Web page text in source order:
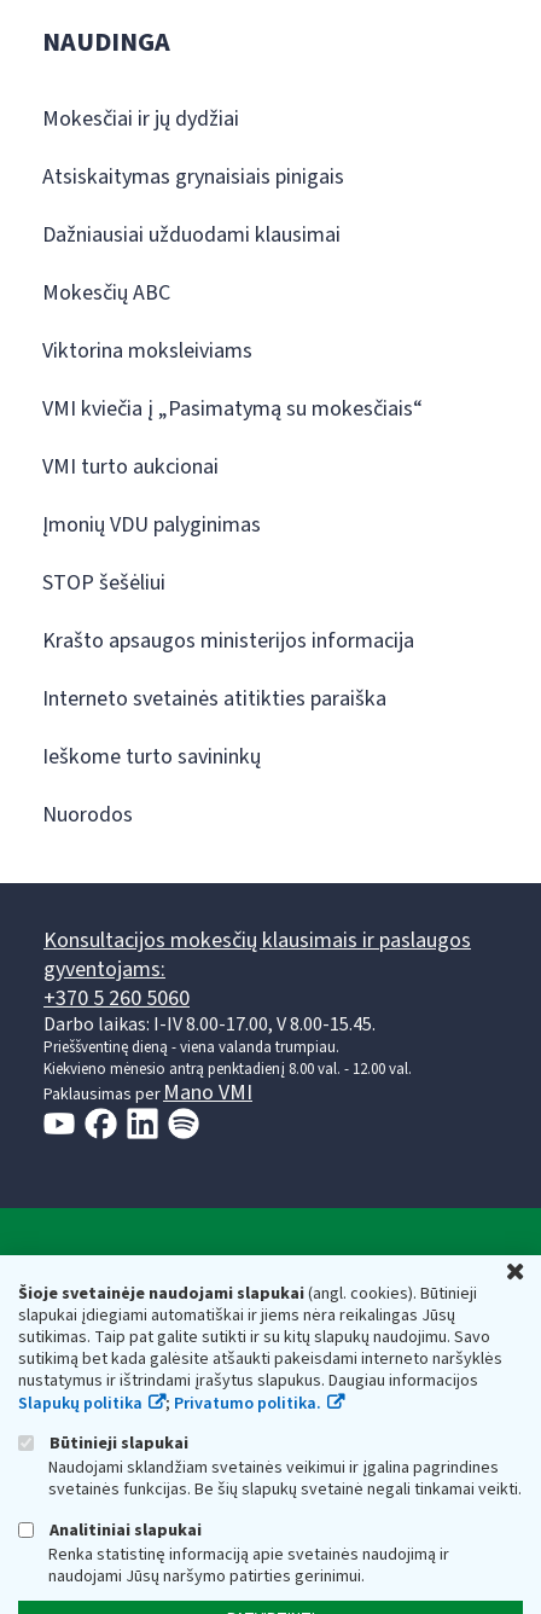
Šioje svetainėje naudojami slapukai(angl. cookies). Būtinieji
slapukai įdiegiami automatiškai ir jiems nėra reikalingas Jūsų
sutikimas. Taip pat galite sutikti ir su kitų slapukų naudojimu. Savo
sutikimą bet kada galėsite atšaukti pakeisdami interneto naršyklės
nustatymus ir ištrindami įrašytus slapukus. Daugiau informacijos
Slapukų politika
; Privatumo politika.
Būtinieji slapukai
Naudojami sklandžiam svetainės veikimui ir įgalina pagrindines
svetainės funkcijas. Be šių slapukų svetainė negali tinkamai veikti.
Analitiniai slapukai
Renka statistinę informaciją apie svetainės naudojimą ir
naudojami Jūsų naršymo patirties gerinimui.
NAUDINGA
Mokesčiai ir jų dydžiai
Atsiskaitymas grynaisiais pinigais
Dažniausiai užduodami klausimai
Mokesčių ABC
Viktorina moksleiviams
VMI kviečia į „Pasimatymą su mokesčiais“
VMI turto aukcionai
Įmonių VDU palyginimas
STOP šešėliui
Krašto apsaugos ministerijos informacija
Interneto svetainės atitikties paraiška
Ieškome turto savininkų
Nuorodos
Konsultacijos mokesčių klausimais ir paslaugos
gyventojams:
+370 5 260 5060
Darbo laikas: I-IV 8.00-17.00, V 8.00-15.45.
Prieššventinę dieną - viena valanda trumpiau.
Kiekvieno mėnesio antrą penktadienį 8.00 val. - 12.00 val.
Paklausimas per Mano VMI
Respublikos finansų ministerijos
Biudžetinė įstaiga. Juridinio asmens kodas — 188659752,
adresas: Vasario 16-osios g. 14, 01107 Vilnius, Lietuva, el.paštas:
vmi@vmi.lt, E. pristatymo dėžutės adresas 188659752
Duomenys apie Valstybinę mokesčių inspekciją prie Lietuvos
Respublikos finansų ministerijos kaupiami ir saugomi Juridinių